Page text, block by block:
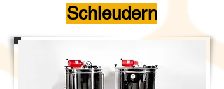
Schleudern